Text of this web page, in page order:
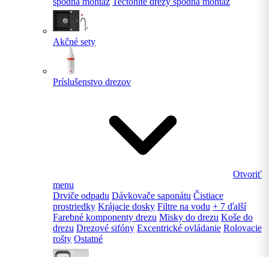
Akčné sety
Príslušenstvo drezov
Otvoriť
menu
Drviče odpadu Dávkovače saponátu Čistiace
prostriedky Krájacie dosky Filtre na vodu + 7 ďalší
Farebné komponenty drezu Misky do drezu Koše do
drezu Drezové sifóny Excentrické ovládanie Rolovacie
rošty Ostatné